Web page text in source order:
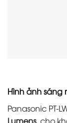
Hình ảnh sáng
Panasonic PT-
Lumens, cho